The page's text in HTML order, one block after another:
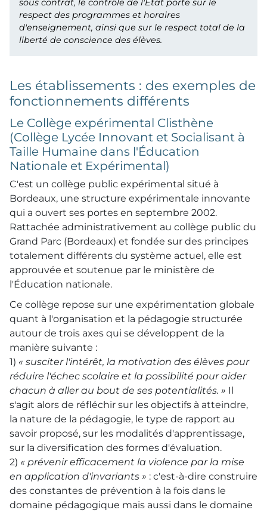
sous contrat, le contrôle de l'État porte sur le
respect des programmes et horaires
d'enseignement, ainsi que sur le respect total de la
liberté de conscience des élèves.
Les établissements : des exemples de
fonctionnements différents
Le Collège expérimental Clisthène
(Collège Lycée Innovant et Socialisant à
Taille Humaine dans l'Éducation
Nationale et Expérimental)
C'est un collège public expérimental situé à
Bordeaux, une structure expérimentale innovante
qui a ouvert ses portes en septembre 2002.
Rattachée administrativement au collège public du
Grand Parc (Bordeaux) et fondée sur des principes
totalement différents du système actuel, elle est
approuvée et soutenue par le ministère de
l'Éducation nationale.
Ce collège repose sur une expérimentation globale
quant à l'organisation et la pédagogie structurée
autour de trois axes qui se développent de la
manière suivante :
1) « susciter l'intérêt, la motivation des élèves pour
réduire l'échec scolaire et la possibilité pour aider
chacun à aller au bout de ses potentialités. » Il
s'agit alors de réfléchir sur les objectifs à atteindre,
la nature de la pédagogie, le type de rapport au
savoir proposé, sur les modalités d'apprentissage,
sur la diversification des formes d'évaluation.
2) « prévenir efficacement la violence par la mise
en application d'invariants » : c'est-à-dire construire
des constantes de prévention à la fois dans le
domaine pédagogique mais aussi dans le domaine